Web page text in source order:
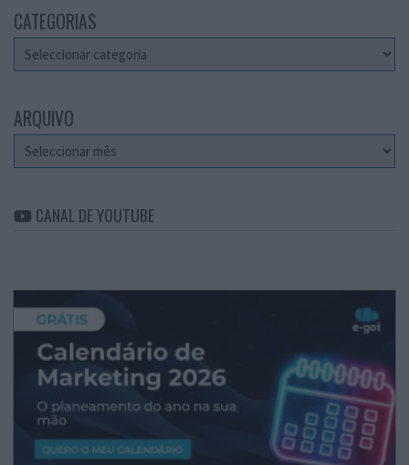
CATEGORIAS
Categorias
ARQUIVO
Arquivo
CANAL DE YOUTUBE